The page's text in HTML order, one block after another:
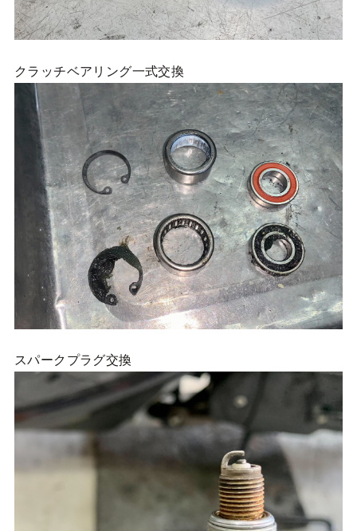
クラッチベアリング一式交換
スパークプラグ交換